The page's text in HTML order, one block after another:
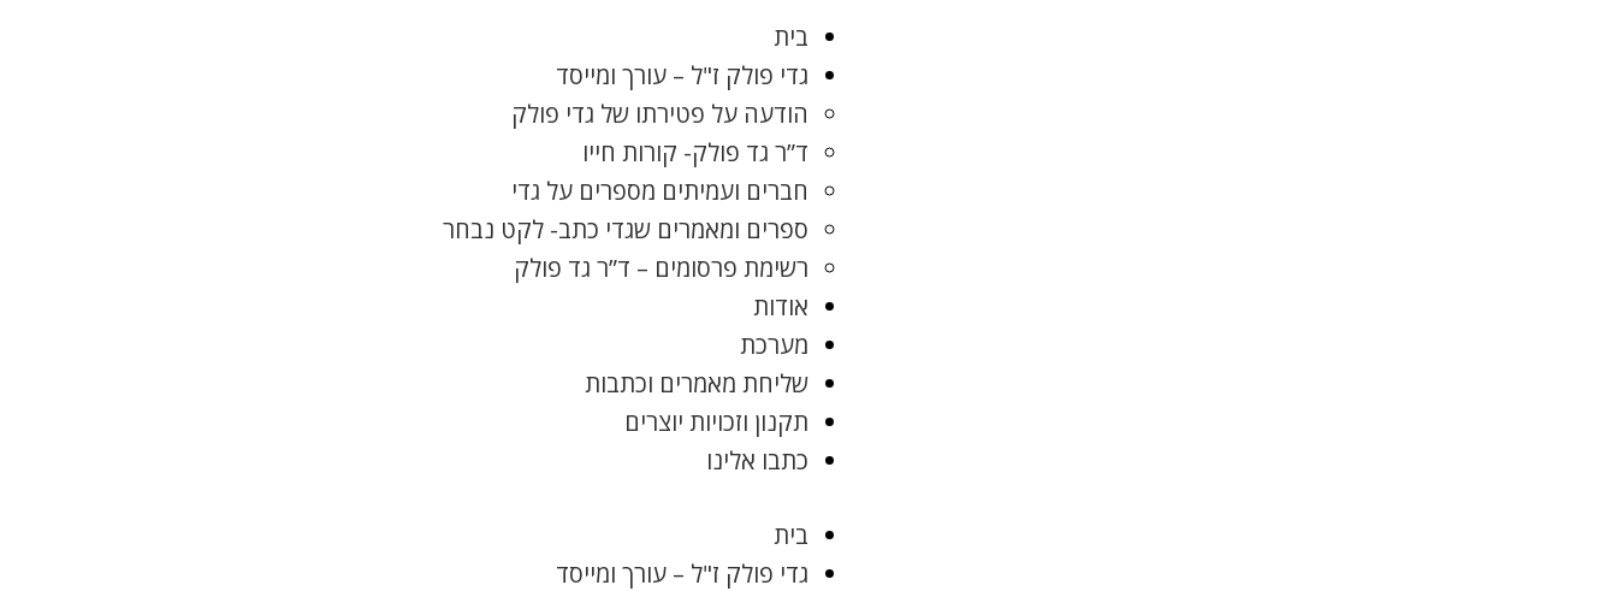
בית
גדי פולק ז"ל – עורך ומייסד
הודעה על פטירתו של גדי פולק
ד”ר גד פולק- קורות חייו
חברים ועמיתים מספרים על גדי
ספרים ומאמרים שגדי כתב- לקט נבחר
רשימת פרסומים – ד”ר גד פולק
אודות
מערכת
שליחת מאמרים וכתבות
תקנון וזכויות יוצרים
כתבו אלינו
בית
גדי פולק ז"ל – עורך ומייסד